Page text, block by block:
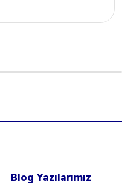
Blog Yazılarımız